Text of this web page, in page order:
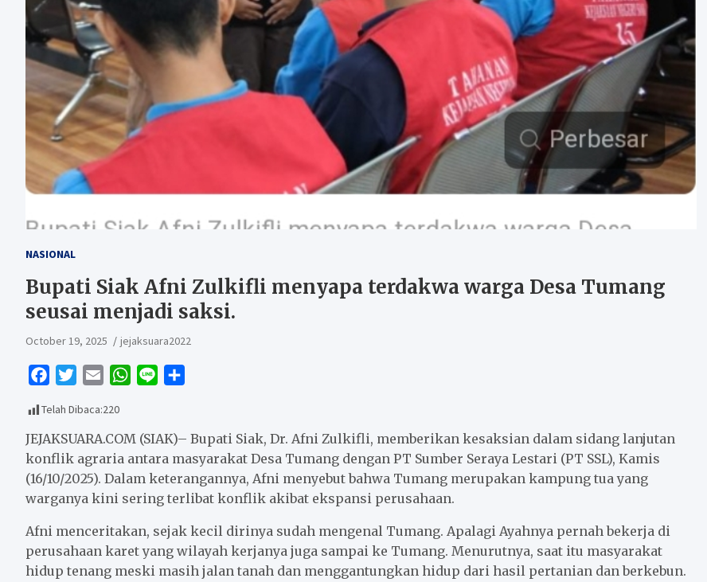
NASIONAL
Bupati Siak Afni Zulkifli menyapa terdakwa warga Desa Tumang
seusai menjadi saksi.
October 19, 2025 jejaksuara2022
c
e
b
o
o
i
t
t
e
r
a
i
l
W
t
s
A
p
e
r
e
Telah Dibaca:220
JEJAKSUARA.COM (SIAK)– Bupati Siak, Dr. Afni Zulkifli, memberikan kesaksian dalam sidang lanjutan
konflik agraria antara masyarakat Desa Tumang dengan PT Sumber Seraya Lestari (PT SSL), Kamis
(16/10/2025). Dalam keterangannya, Afni menyebut bahwa Tumang merupakan kampung tua yang
warganya kini sering terlibat konflik akibat ekspansi perusahaan.
Afni menceritakan, sejak kecil dirinya sudah mengenal Tumang. Apalagi Ayahnya pernah bekerja di
perusahaan karet yang wilayah kerjanya juga sampai ke Tumang. Menurutnya, saat itu masyarakat
hidup tenang meski masih jalan tanah dan menggantungkan hidup dari hasil pertanian dan berkebun.